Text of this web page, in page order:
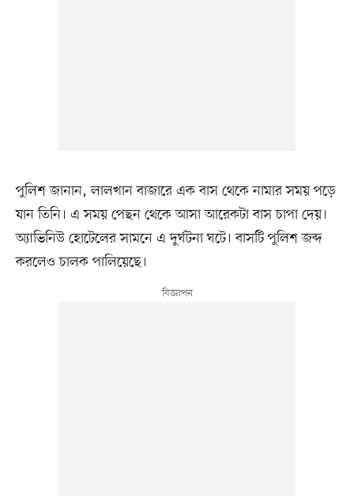
পুলিশ জানান, লালখান বাজারে এক বাস থেকে নামার সময় পড়ে
যান তিনি। এ সময় পেছন থেকে আসা আরেকটা বাস চাপা দেয়।
অ্যাভিনিউ হোটেলের সামনে এ দুর্ঘটনা ঘটে। বাসটি পুলিশ জব্দ
করলেও চালক পালিয়েছে।